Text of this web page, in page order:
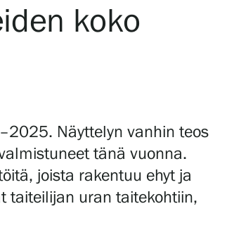
koko
Näyttelyn vanhin teos
tänä vuonna.
joista rakentuu ehyt ja
taiteilijan uran taitekohtiin,